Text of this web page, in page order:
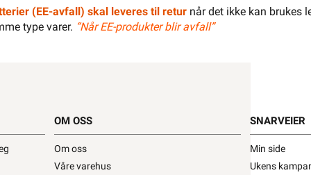
Installasjonskanal Tilbehør •
Elko u/ramme Enkel
320+ på lager
Min butikk ikke valgt, velg
(EE-avfall) skal leveres til retur når det ikke kan brukes
type varer. “Når EE-produkter blir avfall”
OM OSS
Om oss
Våre varehus
SNARVEIER
Min side
Ukens